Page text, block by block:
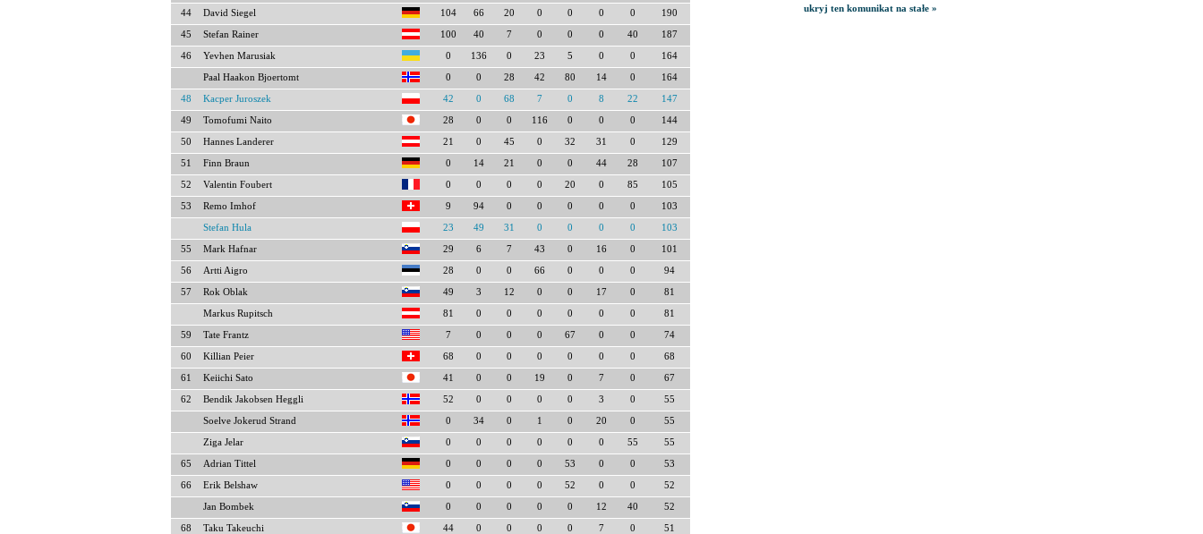
44 David Siegel 104 66 20 0 0 0 0 190
45 Stefan Rainer 100 40 7 0 0 0 40 187
46 Yevhen Marusiak 0 136 0 23 5 0 0 164
Paal Haakon Bjoertomt 0 0 28 42 80 14 0 164
48 Kacper Juroszek 42 0 68 7 0 8 22 147
49 Tomofumi Naito 28 0 0 116 0 0 0 144
50 Hannes Landerer 21 0 45 0 32 31 0 129
51 Finn Braun 0 14 21 0 0 44 28 107
52 Valentin Foubert 0 0 0 0 20 0 85 105
53 Remo Imhof 9 94 0 0 0 0 0 103
Stefan Hula 23 49 31 0 0 0 0 103
55 Mark Hafnar 29 6 7 43 0 16 0 101
56 Artti Aigro 28 0 0 66 0 0 0 94
57 Rok Oblak 49 3 12 0 0 17 0 81
Markus Rupitsch 81 0 0 0 0 0 0 81
59 Tate Frantz 7 0 0 0 67 0 0 74
60 Killian Peier 68 0 0 0 0 0 0 68
61 Keiichi Sato 41 0 0 19 0 7 0 67
62 Bendik Jakobsen Heggli 52 0 0 0 0 3 0 55
Soelve Jokerud Strand 0 34 0 1 0 20 0 55
Ziga Jelar 0 0 0 0 0 0 55 55
65 Adrian Tittel 0 0 0 0 53 0 0 53
66 Erik Belshaw 0 0 0 0 52 0 0 52
Jan Bombek 0 0 0 0 0 12 40 52
68 Taku Takeuchi 44 0 0 0 0 7 0 51
ukryj ten komunikat na stałe »